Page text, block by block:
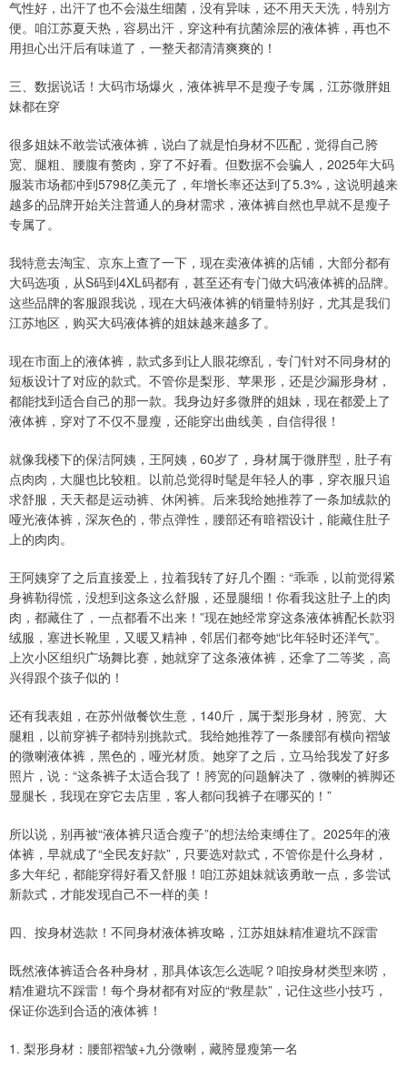
气性好，出汗了也不会滋生细菌，没有异味，还不用天天洗，特别方
便。咱江苏夏天热，容易出汗，穿这种有抗菌涂层的液体裤，再也不
用担心出汗后有味道了，一整天都清清爽爽的！
三、数据说话！大码市场爆火，液体裤早不是瘦子专属，江苏微胖姐
妹都在穿
很多姐妹不敢尝试液体裤，说白了就是怕身材不匹配，觉得自己胯
宽、腿粗、腰腹有赘肉，穿了不好看。但数据不会骗人，2025年大码
服装市场都冲到5798亿美元了，年增长率还达到了5.3%，这说明越来
越多的品牌开始关注普通人的身材需求，液体裤自然也早就不是瘦子
专属了。
我特意去淘宝、京东上查了一下，现在卖液体裤的店铺，大部分都有
大码选项，从S码到4XL码都有，甚至还有专门做大码液体裤的品牌。
这些品牌的客服跟我说，现在大码液体裤的销量特别好，尤其是我们
江苏地区，购买大码液体裤的姐妹越来越多了。
现在市面上的液体裤，款式多到让人眼花缭乱，专门针对不同身材的
短板设计了对应的款式。不管你是梨形、苹果形，还是沙漏形身材，
都能找到适合自己的那一款。我身边好多微胖的姐妹，现在都爱上了
液体裤，穿对了不仅不显瘦，还能穿出曲线美，自信得很！
就像我楼下的保洁阿姨，王阿姨，60岁了，身材属于微胖型，肚子有
点肉肉，大腿也比较粗。以前总觉得时髦是年轻人的事，穿衣服只追
求舒服，天天都是运动裤、休闲裤。后来我给她推荐了一条加绒款的
哑光液体裤，深灰色的，带点弹性，腰部还有暗褶设计，能藏住肚子
上的肉肉。
王阿姨穿了之后直接爱上，拉着我转了好几个圈：“乖乖，以前觉得紧
身裤勒得慌，没想到这条这么舒服，还显腿细！你看我这肚子上的肉
肉，都藏住了，一点都看不出来！”现在她经常穿这条液体裤配长款羽
绒服，塞进长靴里，又暖又精神，邻居们都夸她“比年轻时还洋气”。
上次小区组织广场舞比赛，她就穿了这条液体裤，还拿了二等奖，高
兴得跟个孩子似的！
还有我表姐，在苏州做餐饮生意，140斤，属于梨形身材，胯宽、大
腿粗，以前穿裤子都特别挑款式。我给她推荐了一条腰部有横向褶皱
的微喇液体裤，黑色的，哑光材质。她穿了之后，立马给我发了好多
照片，说：“这条裤子太适合我了！胯宽的问题解决了，微喇的裤脚还
显腿长，我现在穿它去店里，客人都问我裤子在哪买的！”
所以说，别再被“液体裤只适合瘦子”的想法给束缚住了。2025年的液
体裤，早就成了“全民友好款”，只要选对款式，不管你是什么身材，
多大年纪，都能穿得好看又舒服！咱江苏姐妹就该勇敢一点，多尝试
新款式，才能发现自己不一样的美！
四、按身材选款！不同身材液体裤攻略，江苏姐妹精准避坑不踩雷
既然液体裤适合各种身材，那具体该怎么选呢？咱按身材类型来唠，
精准避坑不踩雷！每个身材都有对应的“救星款”，记住这些小技巧，
保证你选到合适的液体裤！
1. 梨形身材：腰部褶皱+九分微喇，藏胯显瘦第一名